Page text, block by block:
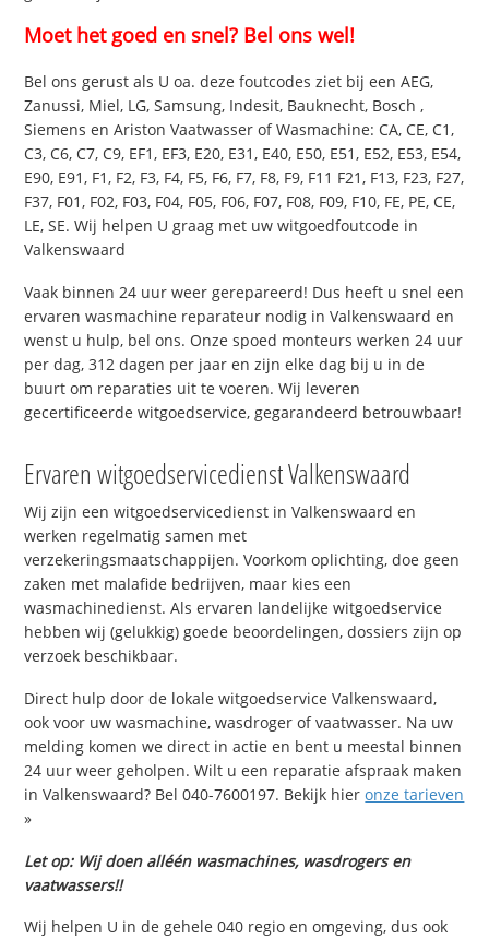
Moet het goed en snel? Bel ons wel!
Bel ons gerust als U oa. deze foutcodes ziet bij een AEG,
Zanussi, Miel, LG, Samsung, Indesit, Bauknecht, Bosch ,
Siemens en Ariston Vaatwasser of Wasmachine: CA, CE, C1,
C3, C6, C7, C9, EF1, EF3, E20, E31, E40, E50, E51, E52, E53, E54,
E90, E91, F1, F2, F3, F4, F5, F6, F7, F8, F9, F11 F21, F13, F23, F27,
F37, F01, F02, F03, F04, F05, F06, F07, F08, F09, F10, FE, PE, CE,
LE, SE. Wij helpen U graag met uw witgoedfoutcode in
Valkenswaard
Vaak binnen 24 uur weer gerepareerd! Dus heeft u snel een
ervaren wasmachine reparateur nodig in Valkenswaard en
wenst u hulp, bel ons. Onze spoed monteurs werken 24 uur
per dag, 312 dagen per jaar en zijn elke dag bij u in de
buurt om reparaties uit te voeren. Wij leveren
gecertificeerde witgoedservice, gegarandeerd betrouwbaar!
Ervaren witgoedservicedienst Valkenswaard
Wij zijn een witgoedservicedienst in Valkenswaard en
werken regelmatig samen met
verzekeringsmaatschappijen. Voorkom oplichting, doe geen
zaken met malafide bedrijven, maar kies een
wasmachinedienst. Als ervaren landelijke witgoedservice
hebben wij (gelukkig) goede beoordelingen, dossiers zijn op
verzoek beschikbaar.
Direct hulp door de lokale witgoedservice Valkenswaard,
ook voor uw wasmachine, wasdroger of vaatwasser. Na uw
melding komen we direct in actie en bent u meestal binnen
24 uur weer geholpen. Wilt u een reparatie afspraak maken
in Valkenswaard? Bel 040-7600197. Bekijk hieronze tarieven
»
Let op: Wij doen alléén wasmachines, wasdrogers en
vaatwassers!!
Wij helpen U in de gehele 040 regio en omgeving, dus ook